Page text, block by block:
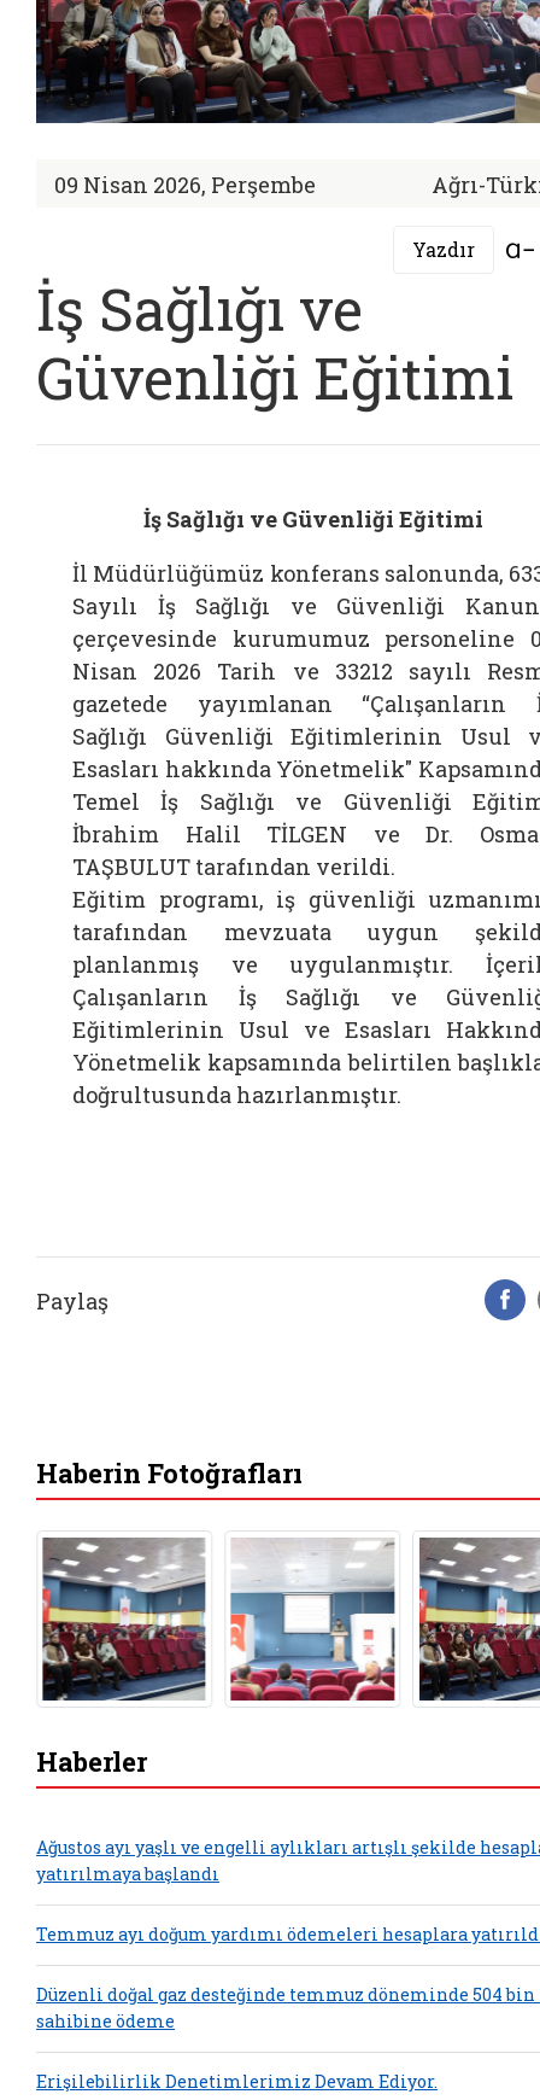
09 Nisan 2026, Perşembe Ağrı-
Yazdır
İş Sağlığı ve
Güvenliği Eğitimi
İş Sağlığı ve Güvenliği Eğitimi
İl Müdürlüğümüz konferans salonunda,
Sayılı İş Sağlığı ve Güvenliği
çerçevesinde kurumumuz personeline
Nisan 2026 Tarih ve 33212 sayılı
gazetede yayımlanan “Çalışanların
Sağlığı Güvenliği Eğitimlerinin Usul
Esasları hakkında Yönetmelik"
Temel İş Sağlığı ve Güvenliği
İbrahim Halil TİLGEN ve Dr.
TAŞBULUT tarafından verildi.
Eğitim programı, iş güvenliği
tarafından mevzuata uygun
planlanmış ve uygulanmıştır.
Çalışanların İş Sağlığı ve
Eğitimlerinin Usul ve Esasları
Yönetmelik kapsamında belirtilen
doğrultusunda hazırlanmıştır.
Paylaş
Haberin Fotoğrafları
Haberler
Ağustos ayı yaşlı ve engelli aylıkları artışlı şekilde
yatırılmaya başlandı
Temmuz ayı doğum yardımı ödemeleri hesaplara
Düzenli doğal gaz desteğinde temmuz döneminde 504
sahibine ödeme
Erişilebilirlik Denetimlerimiz Devam Ediyor.